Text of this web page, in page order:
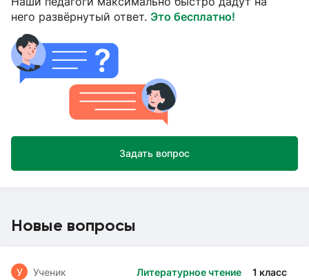
него развёрнутый ответ. Это бесплатно!
Задать вопрос
Новые вопросы
Литературное чтение 1 класс
У Ученик